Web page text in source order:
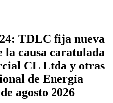
TDLC fija nueva
la causa caratulada
CL Ltda y otras
de Energía
agosto 2026